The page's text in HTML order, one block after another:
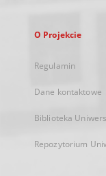
O Projekcie
Regulamin
Dane kontaktowe
Biblioteka
Repozytorium